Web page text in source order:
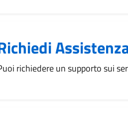
richiedere un supporto sui